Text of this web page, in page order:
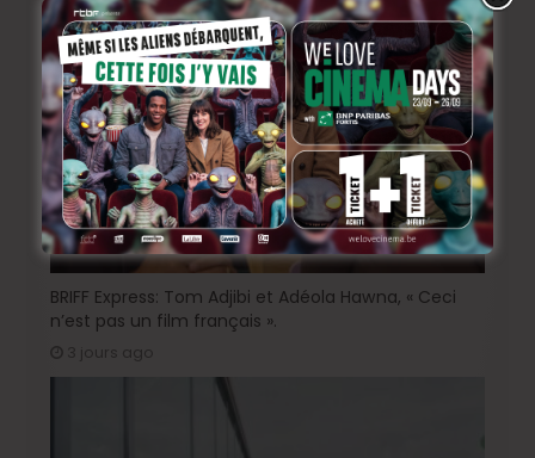
4 heures ago
BRIFF Express: Tom Adjibi et Adéola Hawna, « Ceci
n’est pas un film français ».
3 jours ago